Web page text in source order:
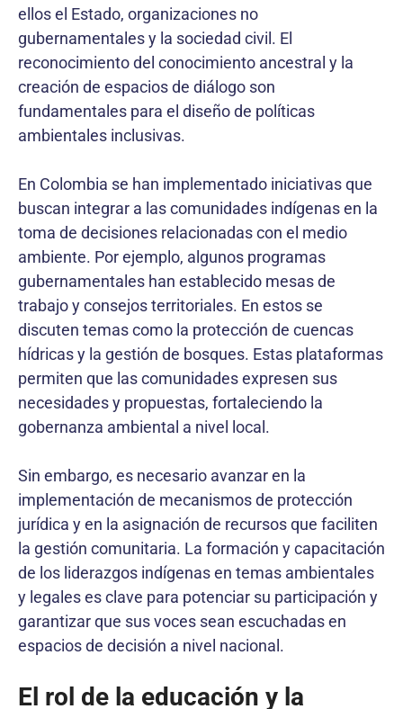
ellos el Estado, organizaciones no
gubernamentales y la sociedad civil. El
reconocimiento del conocimiento ancestral y la
creación de espacios de diálogo son
fundamentales para el diseño de políticas
ambientales inclusivas.
En Colombia se han implementado iniciativas que
buscan integrar a las comunidades indígenas en la
toma de decisiones relacionadas con el medio
ambiente. Por ejemplo, algunos programas
gubernamentales han establecido mesas de
trabajo y consejos territoriales. En estos se
discuten temas como la protección de cuencas
hídricas y la gestión de bosques. Estas plataformas
permiten que las comunidades expresen sus
necesidades y propuestas, fortaleciendo la
gobernanza ambiental a nivel local.
Sin embargo, es necesario avanzar en la
implementación de mecanismos de protección
jurídica y en la asignación de recursos que faciliten
la gestión comunitaria. La formación y capacitación
de los liderazgos indígenas en temas ambientales
y legales es clave para potenciar su participación y
garantizar que sus voces sean escuchadas en
espacios de decisión a nivel nacional.
El rol de la educación y la